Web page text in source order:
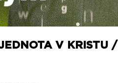
V KRISTU /